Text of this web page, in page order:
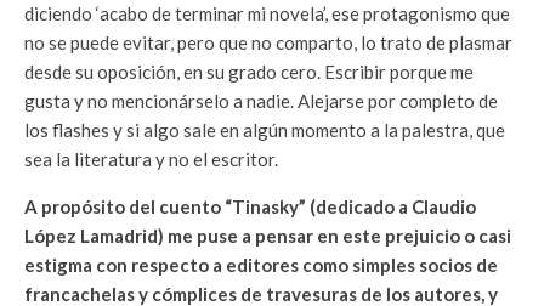
diciendo ‘acabo de terminar mi novela’, ese protagonismo que
no se puede evitar, pero que no comparto, lo trato de plasmar
desde su oposición, en su grado cero. Escribir porque me
gusta y no mencionárselo a nadie. Alejarse por completo de
los flashes y si algo sale en algún momento a la palestra, que
sea la literatura y no el escritor.
A propósito del cuento “Tinasky” (dedicado a Claudio
López Lamadrid) me puse a pensar en este prejuicio o casi
estigma con respecto a editores como simples socios de
francachelas y cómplices de travesuras de los autores, y